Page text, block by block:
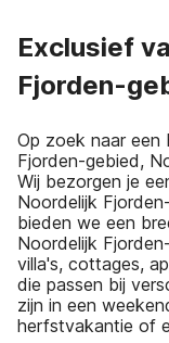
Exclusief
Fjorden-
Op zoek naar een
Fjorden-gebied,
Wij bezorgen je
Noordelijk
bieden we een
Noordelijk
villa's, cottages,
die passen bij
zijn in een
herfstvakantie of